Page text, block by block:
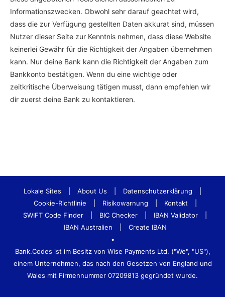
Informationszwecken. Obwohl sehr darauf geachtet wird,
dass die zur Verfügung gestellten Daten akkurat sind, müssen
Nutzer dieser Seite zur Kenntnis nehmen, dass diese Website
keinerlei Gewähr für die Richtigkeit der Angaben übernehmen
kann. Nur deine Bank kann die Richtigkeit der Angaben zum
Bankkonto bestätigen. Wenn du eine wichtige oder
zeitkritische Überweisung tätigen musst, dann empfehlen wir
dir zuerst deine Bank zu kontaktieren.
Lokale Sites About Us Datenschutzerklärung
Cookie-Richtlinie
Risikowarnung Kontakt
SWIFT Code Finder
BIC Checker IBAN Validator
IBAN Australien
Create IBAN
•
Bank.Codes ist im Besitz von Wise Payments Ltd. ("We", "US"),
einem Unternehmen, das nach den Gesetzen von England und
Wales mit Firmennummer 07209813 gegründet wurde.